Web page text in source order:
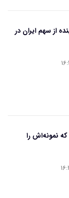
از سهم ایران در
که نمونه‌اش را